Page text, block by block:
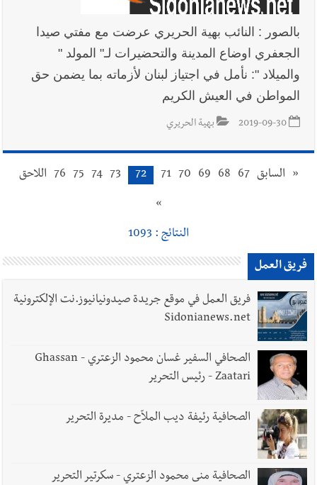
بالصور : النائب بهية الحريري عرضت مع مفتي صيدا
الجعفري اوضاع المدينة والتحضيرات لـ" المولد "
والميلاد ": نأمل في اجتياز لبنان لأزماته بما يضمن حق
المواطن في العيش الكريم
2019-09-30 بهية الحريري
« السابق 67
68
69
70
71
72
73
74
75
76 اللاحق
»
النتائج : 1093
فريق العمل
فريق العمل في موقع جريدة صيدونيانيوز.نت الإلكترونية
Sidonianews.net
الصحافي السفير غسان محمود الزعتري - Ghassan
Zaatari - رئيس التحرير
الصحافية رئيفة ديب الملاّح - مديرة التحرير
الصحافية منى محمود الزعتري - سكرتير التحرير